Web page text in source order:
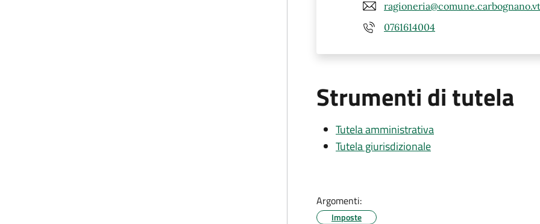
0761614004
Strumenti di tutela
Tutela amministrativa
Tutela giurisdizionale
Argomenti:
Imposte